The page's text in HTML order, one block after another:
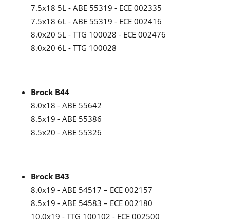
7.5x18 5L - ABE 55319 - ECE 002335
7.5x18 6L - ABE 55319 - ECE 002416
8.0x20 5L - TTG 100028 - ECE 002476
8.0x20 6L - TTG 100028
Brock B44
8.0x18 - ABE 55642
8.5x19 - ABE 55386
8.5x20 - ABE 55326
Brock B43
8.0x19 - ABE 54517 – ECE 002157
8.5x19 - ABE 54583 – ECE 002180
10.0x19 - TTG 100102 - ECE 002500